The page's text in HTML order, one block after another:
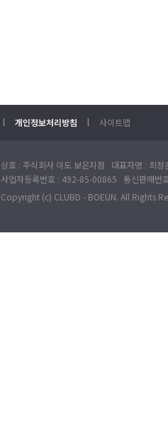
l 개인정보처리방침 l 사이트맵
상호 : 주식회사 이도 보은지점 대표자명 : 최
사업자등록번호 : 492-85-00865 통신판매
Copyright (c) CLUBD - BOEUN. All Rights